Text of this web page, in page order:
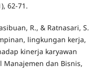
62-71.
R., & Ratnasari, S.
lingkungan kerja,
kinerja karyawan
Manajemen dan Bisnis,